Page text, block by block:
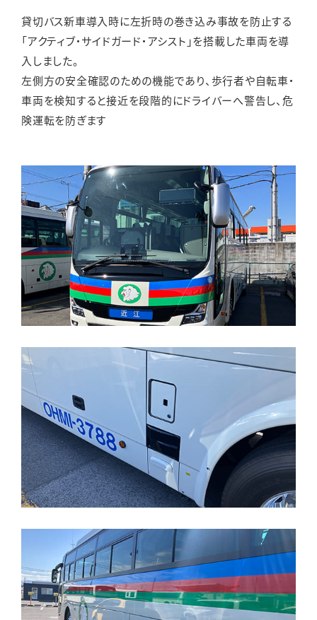
貸切バス新車導入時に左折時の巻き込み事故を防止する
「アクティブ・サイドガード・アシスト」を搭載した車両を導
入しました。
左側方の安全確認のための機能であり、歩行者や自転車・
車両を検知すると接近を段階的にドライバーへ警告し、危
険運転を防ぎます